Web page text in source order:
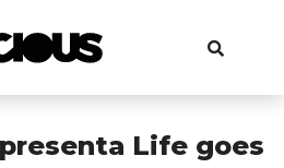
Life goes